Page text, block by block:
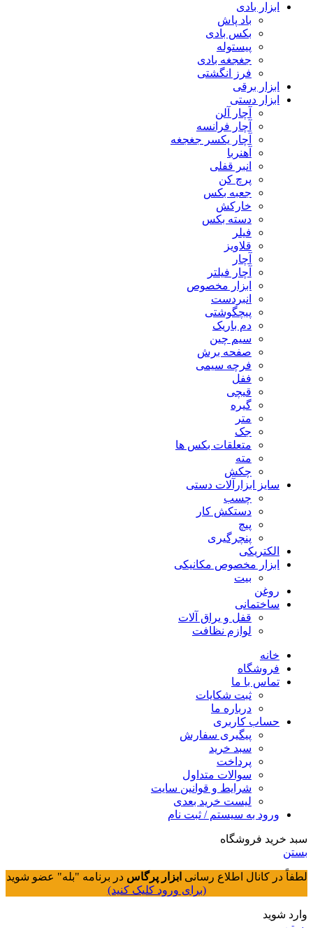
ابزار بادی
باد پاش
بکس بادی
پیستوله
جغجغه بادی
فرز انگشتی
ابزار برقی
ابزار دستی
آچار آلن
آچار فرانسه
آچار یکسر جغجغه
آهنربا
انبر قفلی
پرچ کن
جعبه بکس
خارکش
دسته بکس
فیلر
قلاویز
آچار
آچار فیلتر
ابزار مخصوص
انبردست
پیچگوشتی
دم باریک
سیم چین
صفحه برش
فرچه سیمی
ففل
قیچی
گیره
متر
جک
متعلقات بکس ها
مته
چکش
سایز ابزارآلات دستی
چسب
دستکش کار
پیچ
پنچرگیری
الکتریکی
ابزار مخصوص مکانیکی
بیت
روغن
ساختمانی
قفل و یراق آلات
لوازم نظافت
خانه
فروشگاه
تماس با ما
ثبت شکایات
درباره ما
حساب کاربری
پیگیری سفارش
سبد خرید
پرداخت
سوالات متداول
شرایط و قوانین سایت
لیست خرید بعدی
ورود به سیستم / ثبت نام
سبد خرید فروشگاه
بستن
لطفاً در کانال اطلاع رسانی ابزار پرگاس در برنامه "بله" عضو شوید
(برای ورود کلیک کنید)
وارد شوید